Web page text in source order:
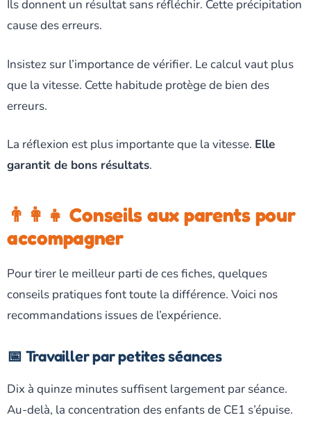
Ils donnent un résultat sans réfléchir. Cette précipitation
cause des erreurs.
Insistez sur l’importance de vérifier. Le calcul vaut plus
que la vitesse. Cette habitude protège de bien des
erreurs.
La réflexion est plus importante que la vitesse. Elle
garantit de bons résultats.
👨‍👩‍👧 Conseils aux parents pour
accompagner
Pour tirer le meilleur parti de ces fiches, quelques
conseils pratiques font toute la différence. Voici nos
recommandations issues de l’expérience.
📅 Travailler par petites séances
Dix à quinze minutes suffisent largement par séance.
Au-delà, la concentration des enfants de CE1 s’épuise.